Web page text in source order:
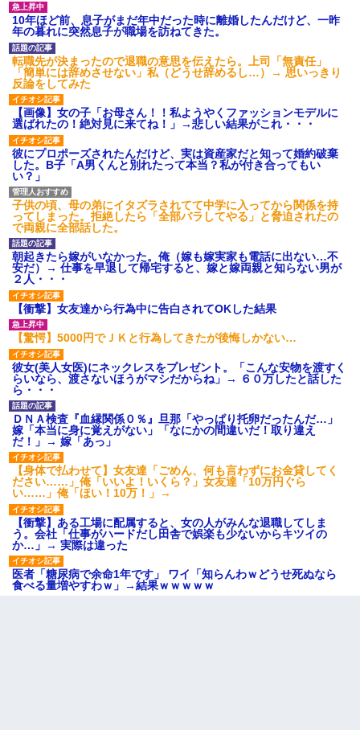
【衝撃】報酬100万円超の治験
募集がこちらｗｗｗｗｗ(※画像
あり)
【ネット騒然】惨殺されたタ
ワマン頂き女子のこの動画、す
げえええええｗｗｗｗｗｗｗｗ
ｗｗｗ
【愕然】白のクラウン俺氏、
高速道路左車線を制限速度で走
った結果wwwwwwwwwwww
百年の恋12-899 食べた量を
張り合ってくる
【悲報】佐藤輝明・・・２軍
でも盛大にやらかす←あまり悲
しませないでくれ
10年ほど前、息子がまだ年中だった時に離婚したんだけど、一昨
年の暮れに突然息子が職場を訪ねてきた。
転職先が決まったので退職の意思を伝えたら。上司「無責任」
「簡単には辞めさせない」私（どうせ辞めるし…）→ 思いっきり
反論をしてみた
【画像】女の子「お母さん！！私ようやくファッションモデルに
選ばれたの！絶対見に来てね！」→悲しい結果がこれ・・・
彼にプロポーズされたんだけど、実は資産家だと知って婚約破棄
した。B子「A男くんと別れたって本当？私が付き合ってもい
い？」
子供の頃、母の弟にイタズラされてて中学に入ってから関係を持
ってしまった。拒絶したら「全部バラしてやる」と脅迫されたの
で両親に全部話した。
朝起きたら嫁がいなかった。俺（嫁も嫁実家も電話に出ない…不
安だ）→ 仕事を早退して帰宅すると、嫁と嫁両親と知らない男が
２人・・・
【衝撃】女友達から行為中に告白されてOKした結果
【驚愕】5000円でＪＫと行為してきたが後悔しかない…
彼女(美人女医)にネックレスをプレゼント。「こんな安物を渡すく
らいなら、渡さないほうがマシだからね」→ ６０万したと話した
ら・・・
ＤＮＡ検査『血縁関係０％』旦那「やっぱり托卵だったんだ…」
嫁「本当に身に覚えがない」「なにかの間違いだ！取り違え
だ！」→ 嫁「あっ」
【身体で払わせて】女友達「ごめん、何も言わずにお金貸してく
ださい……」俺「いいよ！いくら？」女友達「10万円ぐら
い……」俺「ほい！10万！」→
【衝撃】ある工場に配属すると、女の人がみんな退職してしま
う。会社「仕事がハードだし田舎で娯楽も少ないからキツイの
か…」→ 実際は違った
医者「糖尿病で余命1年です」 ワイ「知らんわｗどうせ死ぬなら
食べる量増やすわｗ」→結果ｗｗｗｗｗ